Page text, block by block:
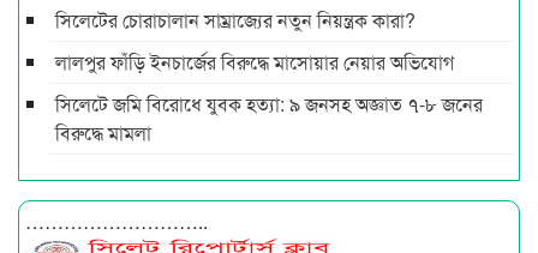
সিলেটের চোরাচালান সাম্রাজ্যের নতুন নিয়ন্ত্রক কারা?
লালপুর ফাঁড়ি ইনচার্জের বিরুদ্ধে মাসোয়ার নেয়ার অভিযোগ
সিলেটে জমি বিরোধে যুবক হত্যা: ৯ জনসহ অজ্ঞাত ৭-৮ জনের
বিরুদ্ধে মামলা
………………………..